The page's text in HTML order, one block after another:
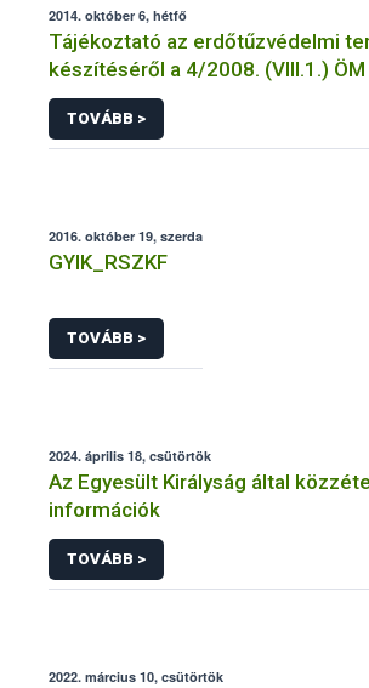
2014. október 6, hétfő
Tájékoztató az erdőtűzvédelmi
készítéséről a 4/2008. (VIII.1.)
előírásai alapján
TOVÁBB >
2016. október 19, szerda
GYIK_RSZKF
TOVÁBB >
2024. április 18, csütörtök
Az Egyesült Királyság által
információk
TOVÁBB >
2022. március 10, csütörtök